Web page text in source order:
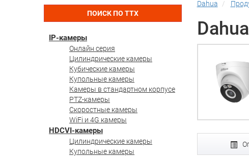
ПОИСК ПО ТТХ
IP-камеры
Онлайн серия
Цилиндрические камеры
Кубические камеры
Купольные камеры
Камеры в стандартном корпусе
PTZ-камеры
Скоростные камеры
WiFi и 4G камеры
HDCVI-камеры
Цилиндрические камеры
Купольные камеры
Dahua